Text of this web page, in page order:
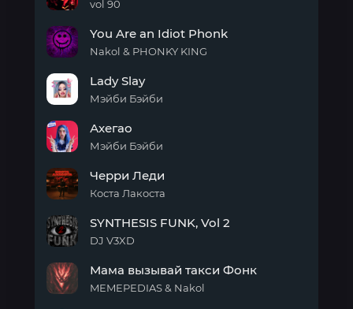
Phonk
FUNK
vol 90
Are
an
Phonk
You Are an Idiot Phonk
Nakol & PHONKY KING
Slay
Lady Slay
Мэйби Бэйби
Ахегао
Мэйби Бэйби
Леди
Черри Леди
Коста Лакоста
FUNK,
Vol 2
SYNTHESIS FUNK, Vol 2
DJ V3XD
Мама вызывай такси Фонк
MEMEPEDIAS & Nakol